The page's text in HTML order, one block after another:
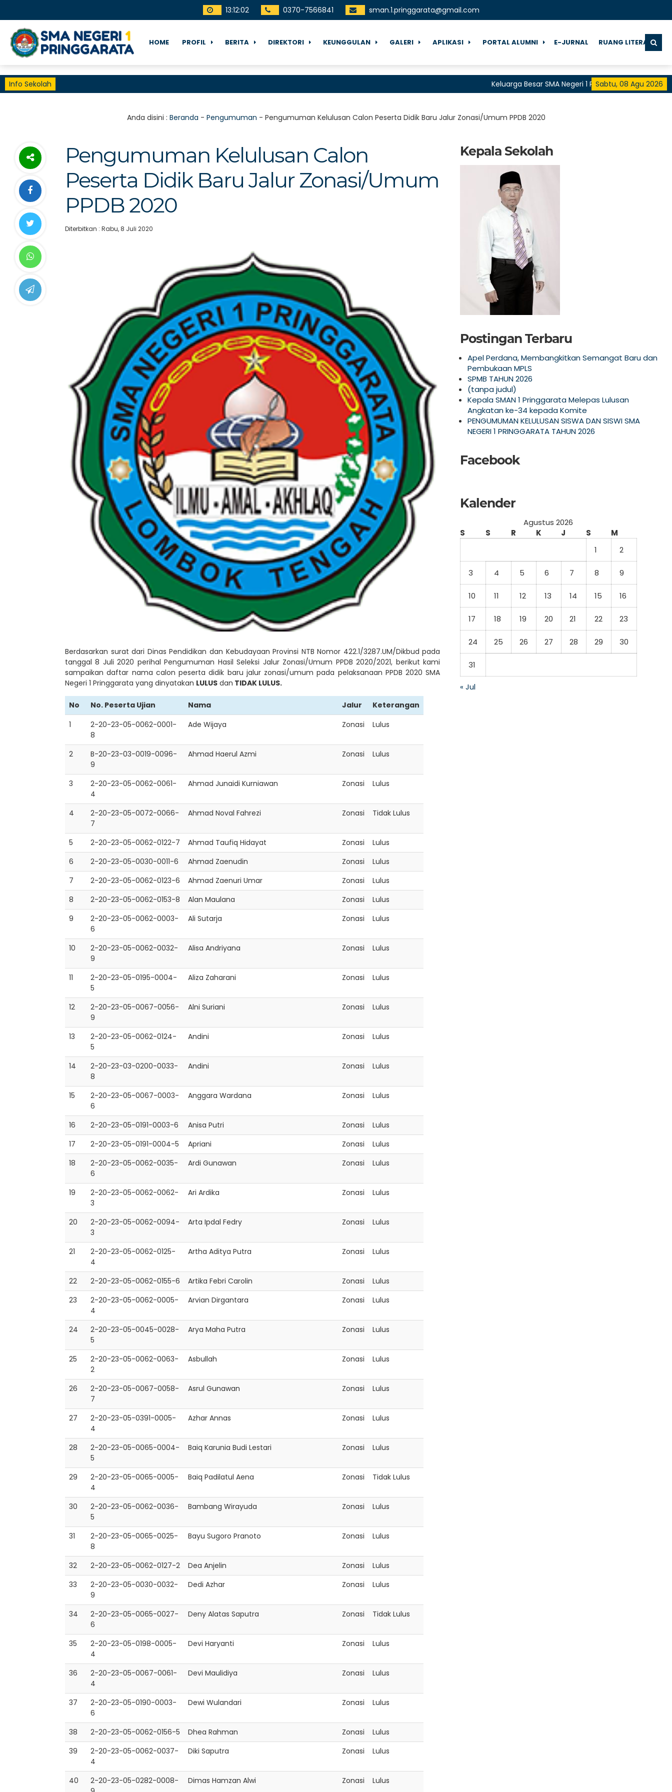
13:12:03 0370-7566841 sman.1.pringgarata@gmail.com
HOME PROFIL BERITA DIREKTORI KEUNGGULAN GALERI APLIKASI PORTAL ALUMNI E-JURNAL RUANG LITERASI
Info Sekolah Sabtu, 08 Agu 2026
Keluarga Besar SMA Negeri 1 Pringgarata Mengucapkan
Anda disini : Beranda - Pengumuman - Pengumuman Kelulusan Calon Peserta Didik Baru Jalur Zonasi/Umum PPDB 2020
Pengumuman Kelulusan Calon
Peserta Didik Baru Jalur Zonasi/Umum
PPDB 2020
Diterbitkan : Rabu, 8 Juli 2020
Berdasarkan surat dari Dinas Pendidikan dan Kebudayaan Provinsi NTB Nomor 422.1/3287.UM/Dikbud pada
tanggal 8 Juli 2020 perihal Pengumuman Hasil Seleksi Jalur Zonasi/Umum PPDB 2020/2021, berikut kami
sampaikan daftar nama calon peserta didik baru jalur zonasi/umum pada pelaksanaan PPDB 2020 SMA
Negeri 1 Pringgarata yang dinyatakan LULUS dan TIDAK LULUS.
No No. Peserta Ujian Nama Jalur
Keterangan
No
No. Peserta Ujian Nama Jalur Keterangan
1
2-20-23-05-0062-0001-
8
Ade Wijaya Zonasi Lulus
2
B-20-23-03-0019-0096-
9
Ahmad Haerul Azmi Zonasi Lulus
3
2-20-23-05-0062-0061-
4
Ahmad Junaidi Kurniawan Zonasi Lulus
4
2-20-23-05-0072-0066-
7
Ahmad Noval Fahrezi Zonasi Tidak Lulus
5 2-20-23-05-0062-0122-7 Ahmad Taufiq Hidayat Zonasi
Lulus
6
2-20-23-05-0030-0011-6 Ahmad Zaenudin Zonasi
Lulus
7
2-20-23-05-0062-0123-6 Ahmad Zaenuri Umar Zonasi
Lulus
8
2-20-23-05-0062-0153-8 Alan Maulana Zonasi
Lulus
9
2-20-23-05-0062-0003-
6
Ali Sutarja Zonasi Lulus
10
2-20-23-05-0062-0032-
9
Alisa Andriyana Zonasi Lulus
11
2-20-23-05-0195-0004-
5
Aliza Zaharani Zonasi Lulus
12
2-20-23-05-0067-0056-
9
Alni Suriani Zonasi Lulus
13
2-20-23-05-0062-0124-
5
Andini Zonasi Lulus
14
2-20-23-03-0200-0033-
8
Andini Zonasi Lulus
15
2-20-23-05-0067-0003-
6
Anggara Wardana Zonasi Lulus
16 2-20-23-05-0191-0003-6 Anisa Putri Zonasi
Lulus
17
2-20-23-05-0191-0004-5 Apriani Zonasi
Lulus
18
2-20-23-05-0062-0035-
6
Ardi Gunawan Zonasi Lulus
19
2-20-23-05-0062-0062-
3
Ari Ardika Zonasi Lulus
20
2-20-23-05-0062-0094-
3
Arta Ipdal Fedry Zonasi Lulus
21
2-20-23-05-0062-0125-
4
Artha Aditya Putra Zonasi Lulus
22 2-20-23-05-0062-0155-6 Artika Febri Carolin Zonasi
Lulus
23
2-20-23-05-0062-0005-
4
Arvian Dirgantara Zonasi Lulus
24
2-20-23-05-0045-0028-
5
Arya Maha Putra Zonasi Lulus
25
2-20-23-05-0062-0063-
2
Asbullah Zonasi Lulus
26
2-20-23-05-0067-0058-
7
Asrul Gunawan Zonasi Lulus
27
2-20-23-05-0391-0005-
4
Azhar Annas Zonasi Lulus
28
2-20-23-05-0065-0004-
5
Baiq Karunia Budi Lestari Zonasi Lulus
29
2-20-23-05-0065-0005-
4
Baiq Padilatul Aena Zonasi Tidak Lulus
30
2-20-23-05-0062-0036-
5
Bambang Wirayuda Zonasi Lulus
31
2-20-23-05-0065-0025-
8
Bayu Sugoro Pranoto Zonasi Lulus
32 2-20-23-05-0062-0127-2 Dea Anjelin Zonasi
Lulus
33
2-20-23-05-0030-0032-
9
Dedi Azhar Zonasi Lulus
34
2-20-23-05-0065-0027-
6
Deny Alatas Saputra Zonasi Tidak Lulus
35
2-20-23-05-0198-0005-
4
Devi Haryanti Zonasi Lulus
36
2-20-23-05-0067-0061-
4
Devi Maulidiya Zonasi Lulus
37
2-20-23-05-0190-0003-
6
Dewi Wulandari Zonasi Lulus
38 2-20-23-05-0062-0156-5 Dhea Rahman Zonasi
Lulus
39
2-20-23-05-0062-0037-
4
Diki Saputra Zonasi Lulus
40
2-20-23-05-0282-0008-
Dimas Hamzan Alwi Zonasi Lulus
Kepala Sekolah
Postingan Terbaru
Apel Perdana, Membangkitkan Semangat Baru dan
Pembukaan MPLS
SPMB TAHUN 2026
(tanpa judul)
Kepala SMAN 1 Pringgarata Melepas Lulusan
Angkatan ke-34 kepada Komite
PENGUMUMAN KELULUSAN SISWA DAN SISWI SMA
NEGERI 1 PRINGGARATA TAHUN 2026
Facebook
Kalender
Agustus 2026
S
S R K J S
M
1
2
3 4 5 6 7 8 9
10 11 12 13 14 15 16
17 18 19 20 21 22 23
24 25 26 27 28 29 30
31
« Jul